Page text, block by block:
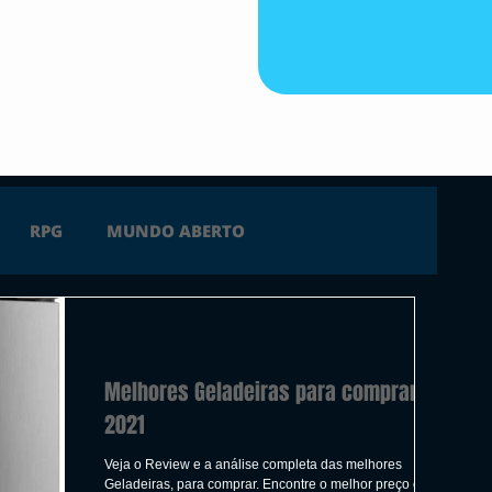
RPG MUNDO ABERTO
ÚLTIMAS TRAILER
Melhores Geladeiras para comprar em
2021
Veja o Review e a análise completa das melhores
Geladeiras, para comprar. Encontre o melhor preço e mais